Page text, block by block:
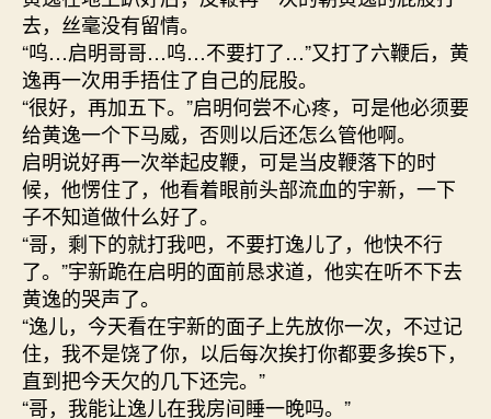
去，丝毫没有留情。
“呜…启明哥哥…呜…不要打了…”又打了六鞭后，黄
逸再一次用手捂住了自己的屁股。
“很好，再加五下。”启明何尝不心疼，可是他必须要
给黄逸一个下马威，否则以后还怎么管他啊。
启明说好再一次举起皮鞭，可是当皮鞭落下的时
候，他愣住了，他看着眼前头部流血的宇新，一下
子不知道做什么好了。
“哥，剩下的就打我吧，不要打逸儿了，他快不行
了。”宇新跪在启明的面前恳求道，他实在听不下去
黄逸的哭声了。
“逸儿，今天看在宇新的面子上先放你一次，不过记
住，我不是饶了你，以后每次挨打你都要多挨5下，
直到把今天欠的几下还完。”
“哥，我能让逸儿在我房间睡一晚吗。”